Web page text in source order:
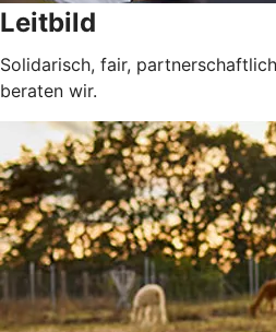
Leitbild
Solidarisch, fair,
beraten wir.